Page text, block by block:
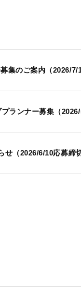
集のご案内（2026/7/
ランナー募集（2026/
（2026/6/10応募締切